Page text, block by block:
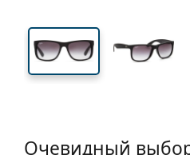
Очевидный